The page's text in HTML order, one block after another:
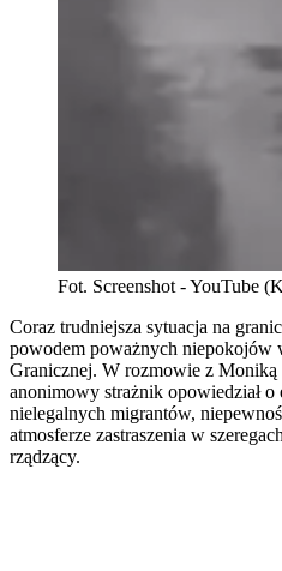
Fot. Screenshot - YouTube
Coraz trudniejsza sytuacja na
powodem poważnych niepokojów
Granicznej. W rozmowie z
anonimowy strażnik opowiedział
nielegalnych migrantów,
atmosferze zastraszenia w
rządzący.